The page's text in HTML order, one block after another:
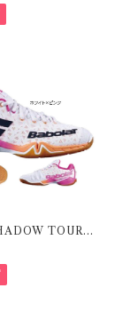
TOUR
アー W ホワイト